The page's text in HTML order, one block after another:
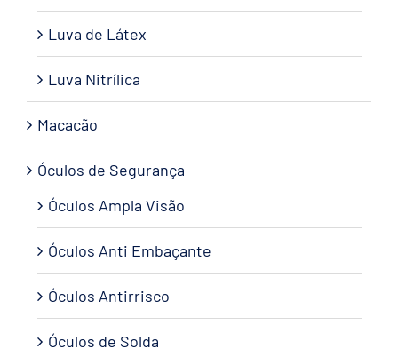
Luva de Látex
Luva Nitrílica
Macacão
Óculos de Segurança
Óculos Ampla Visão
Óculos Anti Embaçante
Óculos Antirrisco
Óculos de Solda